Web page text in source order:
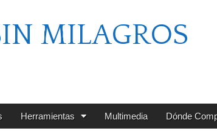
MILAGROS
Herramientas Multimedia Dónde